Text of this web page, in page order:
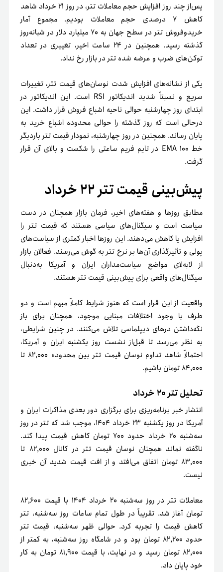
پس‌از چند روز افزایش حجم معاملات تتر، در روز ۲۱ خرداد شاهد
کاهش ۷ درصدی حجم معاملات بودیم. مجموع آمار
خریدوفروش تتر در سطح جهان به ۷۰ میلیارد دلار در شبانه‌روز
گذشته رسید. همچنین در ۲۴ ساعت اخیر، تغییری در تعداد
توکن‌های ضرب و عرضه شده تتر در بازار رخ نداد.
یکی از نشانه‌های افزایش شدت نوسان‌های قیمت تتر، تغییرات
سریع و نسبتاً شدید اندیکاتور RSI است. این اندیکاتور در
ابتدای روز چهارشنبه حوالی ناحیه اشباع فروش قرار داشت. این
درحالی است که روز گذشته را حوالی محدوده اشباع خرید به
پایان رساند. همچنین در روز چهارشنبه، نمودار قیمت تتر باردیگر
خط EMA ۱۰۰ در تایم فریم ساعتی را شکست و بالای آن قرار
گرفت.
پیش‌بینی قیمت تتر ۲۲ خرداد
مطابق روزها و هفته‌های اخیر، فرمان بازار همچنان در دست
سیاست است و سیگنال‌های سیاسی هستند که قیمت تتر را
افزایش یا کاهش می‌دهند. این روزها اخبار کمتری از سیاست‌های
پولی و تأثیرگذاری آن‌ها بر نرخ تتر به گوش می‌رسند. فعالان بازار
از لابه‌لای مواضع سیاست‌مداران ایران و آمریکا به‌دنبال
سیگنال‌های واقعی برای پیش‌بینی قیمت تتر هستند.
واقعیت از این قرار است که هنوز شرایط کاملاً مبهم است و دو
طرف با وجود اختلافات مبنایی موجود، همچنان برای باز
نگه‌داشتن درهای دیپلماسی تلاش می‌کنند. در چنین شرایطی،
به‌ نظر می‌رسد تا قبل‌از نشست روز یکشنبه ایران و آمریکا،
احتمالاً شاهد تداوم نوسان قیمت تتر بین محدوده ۸۲,۰۰۰ تا
۸۴,۰۰۰ تومان باشیم.
تحلیل تتر ۲۰ خرداد
انتشار خبر برنامه‌ریزی برای برگزاری دور بعدی مذاکرات ایران و
آمریکا در روز یکشنبه ۲۳ خرداد ۱۴۰۴، موجب شد که تتر در روز
سه‌شنبه ۲۰ خرداد حدود ۷۰۰ تومان کاهش قیمت پیدا کند.
ناگفته نماند همچنان نوسان قیمت تتر در کانال ۸۲,۰۰۰ تا
۸۳,۰۰۰ تومان اتفاق می‌افتد و از افت قیمت شدید آن خبری
نیست.
معاملات تتر در روز سه‌شنبه ۲۰ خرداد ۱۴۰۴ با قیمت ۸۲,۶۰۰
تومان آغاز شد. تقریباً در طول تمام ساعات روز سه‌شنبه، تتر
کاهش قیمت را تجربه کرد. حوالی ظهر سه‌شنبه، قیمت تتر
حدود ۸۲,۲۰۰ تومان بود و در شامگاه روز سه‌شنبه، به کمتر از
۸۲,۰۰۰ تومان رسید و در نهایت، با قیمت ۸۱,۹۰۰ تومان به کار
خود پایان داد.